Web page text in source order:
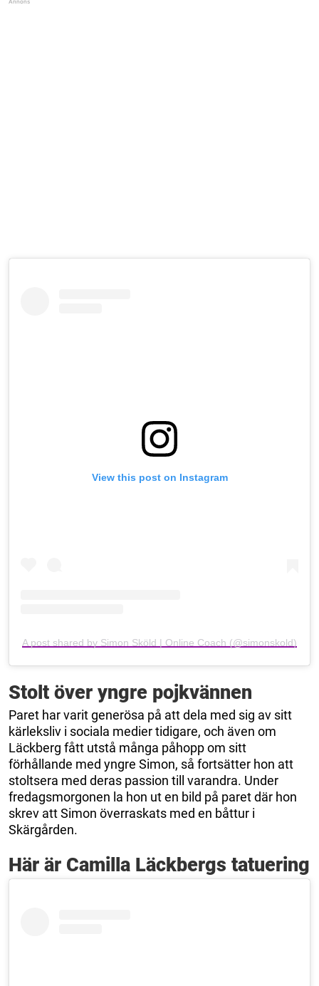
View this post on Instagram
A post shared by Simon Sköld | Online Coach (@simonskold)
Stolt över yngre pojkvännen
Paret har varit generösa på att dela med sig av sitt
kärleksliv i sociala medier tidigare, och även om
Läckberg fått utstå många påhopp om sitt
förhållande med yngre Simon, så fortsätter hon att
stoltsera med deras passion till varandra. Under
fredagsmorgonen la hon ut en bild på paret där hon
skrev att Simon överraskats med en båttur i
Skärgården.
Här är Camilla Läckbergs tatuering